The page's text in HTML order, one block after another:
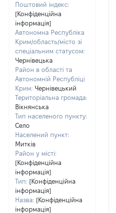
Поштовий індекс:
[Конфіденційна
інформація]
Автономна Республіка
Крим/область/місто зі
спеціальним статусом:
Чернівецька
Район в області та
Автономній Республіці
Крим: Чернівецький
Територіальна громада:
Вікнянська
Тип населеного пункту:
Село
Населений пункт:
Митків
Район у місті:
[Конфіденційна
інформація]
Тип: [Конфіденційна
інформація]
Назва: [Конфіденційна
інформація]